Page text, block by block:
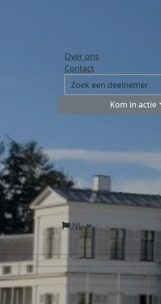
Over ons
Contact
Kom in actie
Inloggen
NL